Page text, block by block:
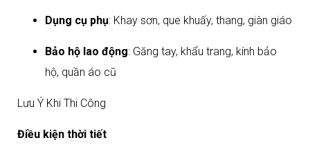
Dụng cụ phụ: Khay sơn, que khuấy, thang, giàn giáo
Bảo hộ lao động: Găng tay, khẩu trang, kính bảo
hộ, quần áo cũ​
Lưu Ý Khi Thi Công
Điều kiện thời tiết